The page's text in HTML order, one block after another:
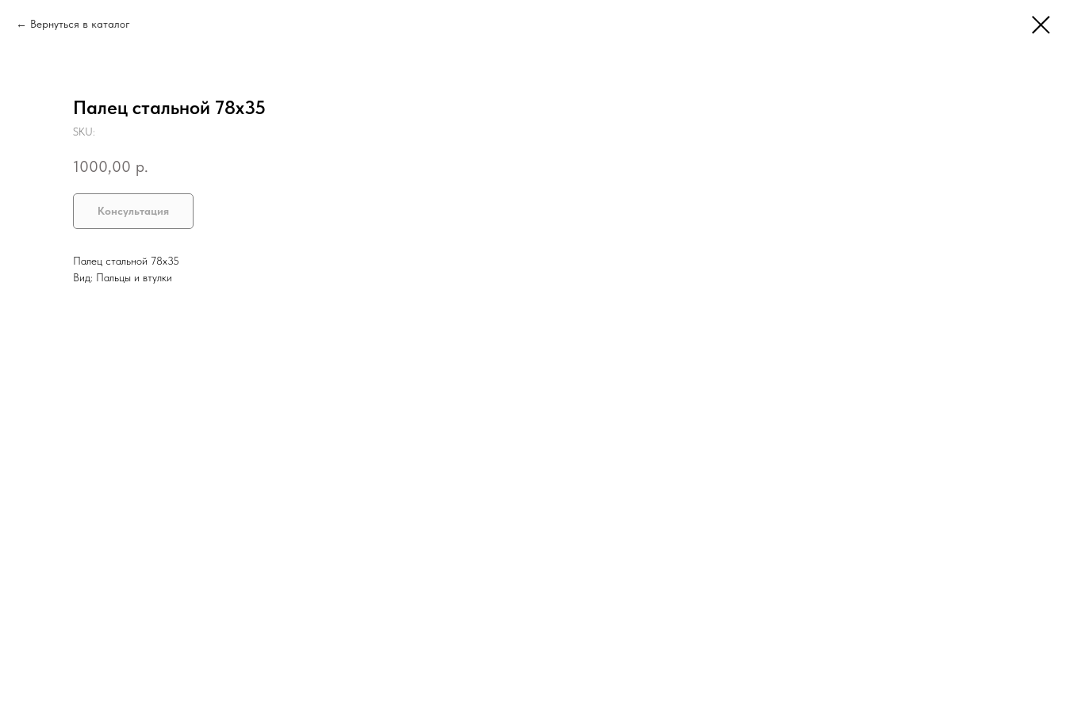
Вернуться в каталог
Палец стальной 78х35
SKU:
1000,00 р.
Консультация
Палец стальной 78х35
Вид: Пальцы и втулки